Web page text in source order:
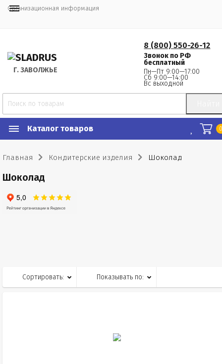
Организационная информация
Г. ЗАВОЛЖЬЕ
8 (800) 550-26-12
Звонок по РФ
бесплатный
Пн—Пт 9:00—17:00
Сб 9:00—14:00
Вс выходной
Каталог товаров
Главная Кондитерские изделия Шоколад
Шоколад
Сортировать: Показывать по: